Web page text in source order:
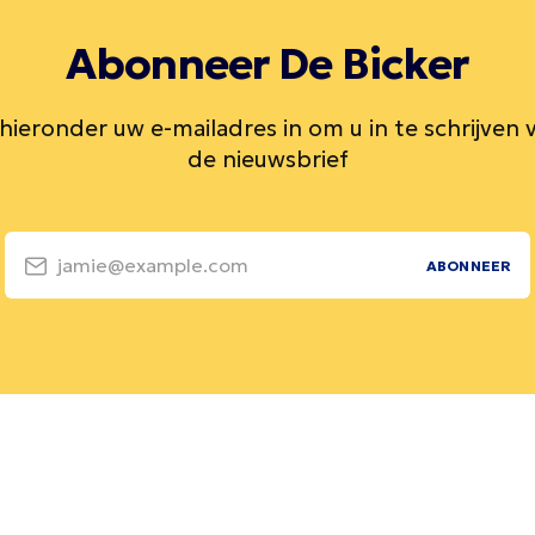
Abonneer De Bicker
uw e-mailadres in om u in te schrijven
de nieuwsbrief
jamie@example.com ABONNEER